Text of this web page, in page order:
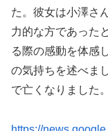
た。彼女は小澤さ
力的な方であった
る際の感動を体感
の気持ちを述べま
で亡くなりました。